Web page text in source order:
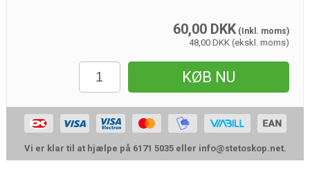
60,00 DKK(Inkl. moms)
48,00 DKK (ekskl. moms)
KØB NU
Vi er klar til at hjælpe på 6171 5035 eller info@stetoskop.net.